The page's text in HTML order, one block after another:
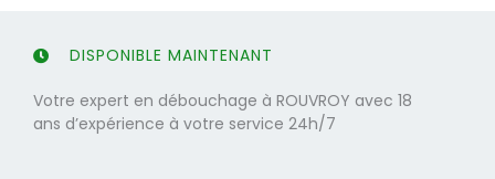
DISPONIBLE MAINTENANT
Votre expert en débouchage à ROUVROY avec 18
ans d’expérience à votre service 24h/7